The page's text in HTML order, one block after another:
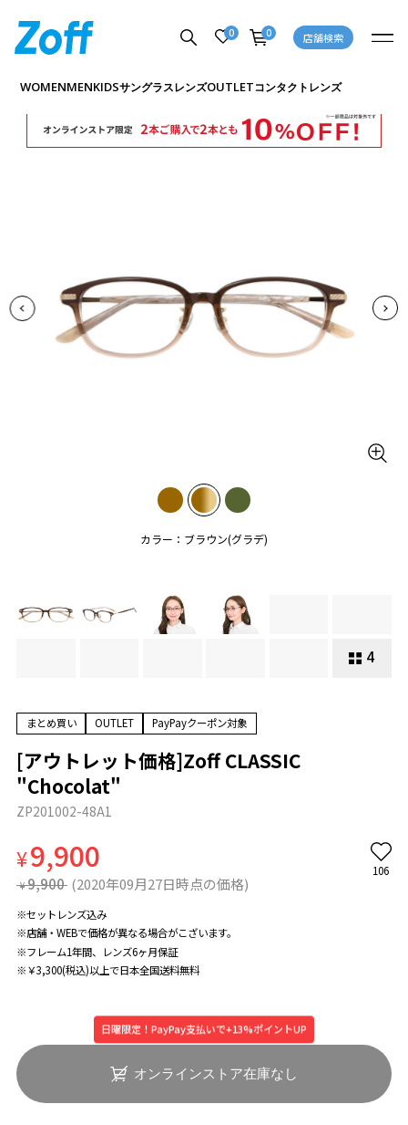
0 0 店舗検索
WOMENMENKIDSサングラスレンズOUTLETコンタクトレンズ
カラー：ブラウン(グラデ)
4
商品詳細ページへ
まとめ買い OUTLET PayPayクーポン対象
[アウトレット価格]Zoff CLASSIC
"Chocolat"
ZP201002-48A1
¥9,900
¥ 9,900 (2020年09月27日時点の価格)
106
※セットレンズ込み
※店舗・WEBで価格が異なる場合がこざいます。
※フレーム1年間、レンズ6ヶ月保証
※￥3,300(税込)以上で日本全国送料無料
日曜限定！PayPay支払いで+13%ポイントUP
オンラインストア在庫なし